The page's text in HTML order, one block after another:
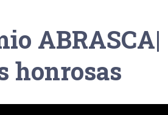
ABRASCA|
honrosas